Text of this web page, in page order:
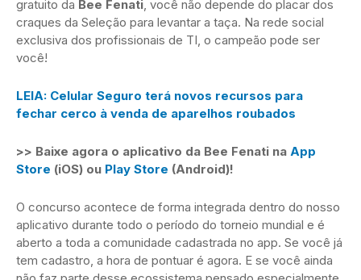
gratuito da Bee Fenati, você não depende do placar dos
craques da Seleção para levantar a taça. Na rede social
exclusiva dos profissionais de TI, o campeão pode ser
você!
LEIA: Celular Seguro terá novos recursos para
fechar cerco à venda de aparelhos roubados
>> Baixe agora o aplicativo da Bee Fenati na App
Store (iOS) ou Play Store (Android)!
O concurso acontece de forma integrada dentro do nosso
aplicativo durante todo o período do torneio mundial e é
aberto a toda a comunidade cadastrada no app. Se você já
tem cadastro, a hora de pontuar é agora. E se você ainda